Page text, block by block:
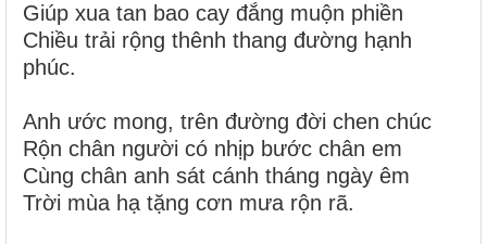
Giúp xua tan bao cay đắng muộn phiền
Chiều trải rộng thênh thang đường hạnh
phúc.
Anh ước mong, trên đường đời chen chúc
Rộn chân người có nhịp bước chân em
Cùng chân anh sát cánh tháng ngày êm
Trời mùa hạ tặng cơn mưa rộn rã.